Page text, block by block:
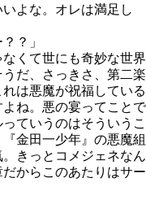
よな。オレは満足し
？」
くて世にも奇妙な世界
だ、さっきさ、第二楽
は悪魔が祝福している
ね。悪の宴ってことで
ていうのはそういうこ
金田一少年』の悪魔組
きっとコメジェネなん
からこのあたりはサー